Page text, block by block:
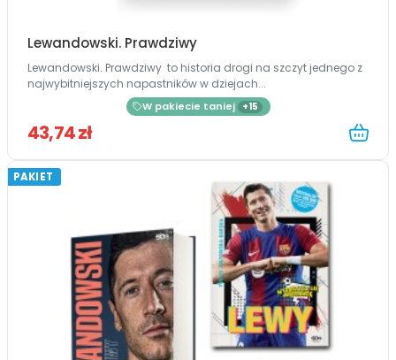
Lewandowski. Prawdziwy
Lewandowski. Prawdziwy to historia drogi na szczyt jednego z
najwybitniejszych napastników w dziejach...
W pakiecie taniej +15
43,74 zł
PAKIET